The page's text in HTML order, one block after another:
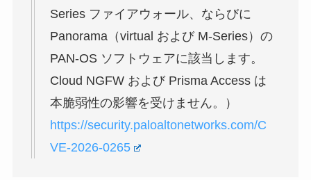
Series ファイアウォール、ならびに
Panorama（virtual および M-Series）の
PAN-OS ソフトウェアに該当します。
Cloud NGFW および Prisma Access は
本脆弱性の影響を受けません。）
https://security.paloaltonetworks.com/C
VE-2026-0265